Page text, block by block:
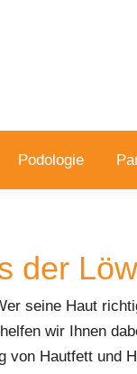
Podologie
der
seine Haut
wir Ihnen
von Hautfett und